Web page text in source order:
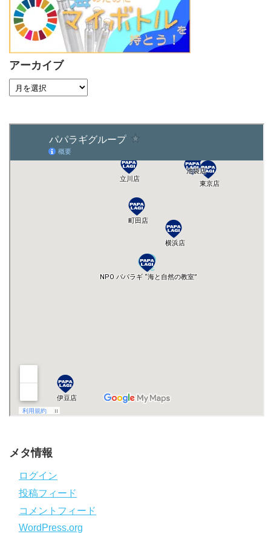
アーカイブ
メタ情報
ログイン
投稿フィード
コメントフィード
WordPress.org